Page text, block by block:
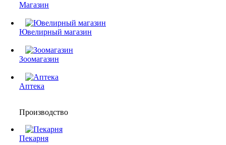
Магазин
Ювелирный магазин
Зоомагазин
Аптека
Производство
Пекарня